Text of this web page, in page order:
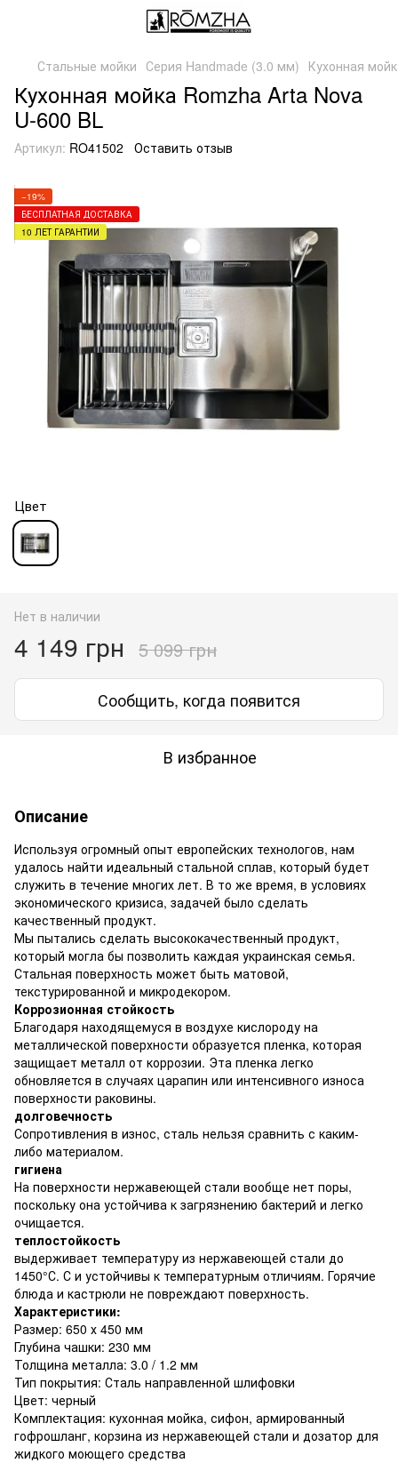
Стальные мойки Серия Handmade (3.0 мм) Кухонная
Кухонная мойка Romzha Arta Nova
U-600 BL
Артикул: RO41502 Оставить отзыв
−19%
БЕСПЛАТНАЯ ДОСТАВКА
10 ЛЕТ ГАРАНТИИ
Цвет
Нет в наличии
4 149 грн 5 099 грн
Сообщить, когда появится
В избранное
Описание
Используя огромный опыт европейских технологов, нам
удалось найти идеальный стальной сплав, который будет
служить в течение многих лет. В то же время, в условиях
экономического кризиса, задачей было сделать
качественный продукт.
Мы пытались сделать высококачественный продукт,
который могла бы позволить каждая украинская семья.
Стальная поверхность может быть матовой,
текстурированной и микродекором.
Коррозионная стойкость
Благодаря находящемуся в воздухе кислороду на
металлической поверхности образуется пленка, которая
защищает металл от коррозии. Эта пленка легко
обновляется в случаях царапин или интенсивного износа
поверхности раковины.
долговечность
Сопротивления в износ, сталь нельзя сравнить с каким-
либо материалом.
гигиена
На поверхности нержавеющей стали вообще нет поры,
поскольку она устойчива к загрязнению бактерий и легко
очищается.
теплостойкость
выдерживает температуру из нержавеющей стали до
1450°С. С и устойчивы к температурным отличиям. Горячие
блюда и кастрюли не повреждают поверхность.
Характеристики:
Размер: 650 х 450 мм
Глубина чашки: 230 мм
Толщина металла: 3.0 / 1.2 мм
Тип покрытия: Сталь направленной шлифовки
Цвет: черный
Комплектация: кухонная мойка, сифон, армированный
гофрошланг, корзина из нержавеющей стали и дозатор для
жидкого моющего средства